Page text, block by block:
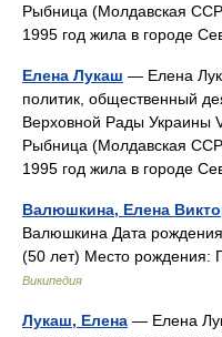
Рыбница (Молдавская
1995 год жила в городе
Елена Лукаш — Елена
политик, общественный
Верховной Рады Украины
Рыбница (Молдавская
1995 год жила в городе
Валюшкина, Елена
Валюшкина Дата
(50 лет) Место рождения:
Википедия
Лукаш, Елена — Елена